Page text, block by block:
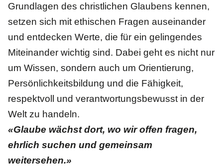
Grundlagen des christlichen Glaubens kennen,
setzen sich mit ethischen Fragen auseinander
und entdecken Werte, die für ein gelingendes
Miteinander wichtig sind. Dabei geht es nicht nur
um Wissen, sondern auch um Orientierung,
Persönlichkeitsbildung und die Fähigkeit,
respektvoll und verantwortungsbewusst in der
Welt zu handeln.
«Glaube wächst dort, wo wir offen fragen,
ehrlich suchen und gemeinsam
weitersehen.»